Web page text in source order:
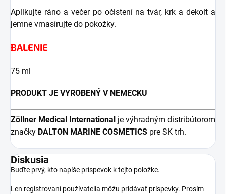
Aplikujte ráno a večer po očistení na tvár, krk a dekolt a
jemne vmasírujte do pokožky.
BALENIE
75 ml
PRODUKT JE VYROBENÝ V NEMECKU
Zöllner Medical International je výhradným distribútorom
značky DALTON MARINE COSMETICS pre SK trh.
Diskusia
Buďte prvý, kto napíše príspevok k tejto položke.
Len registrovaní používatelia môžu pridávať príspevky. Prosím